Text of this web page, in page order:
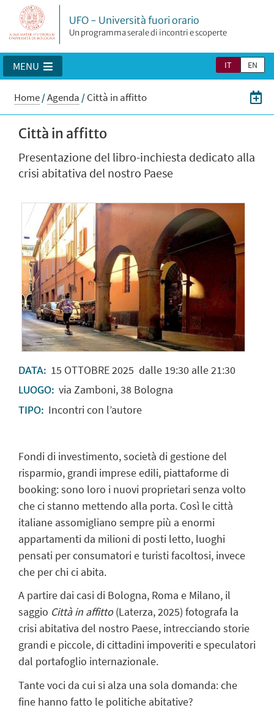
UFO - Università fuori orario
Un programma serale di incontri e scoperte
IT EN
MENU
Home/Agenda /Città in affitto
Città in affitto
Presentazione del libro-inchiesta dedicato alla
crisi abitativa del nostro Paese
DATA: 15 OTTOBRE2025 dalle 19:30 alle 21:30
LUOGO: via Zamboni, 38 Bologna
TIPO: Incontri con l’autore
Fondi di investimento, società di gestione del
risparmio, grandi imprese edili, piattaforme di
booking: sono loro i nuovi proprietari senza volto
che ci stanno mettendo alla porta. Così le città
italiane assomigliano sempre più a enormi
appartamenti da milioni di posti letto, luoghi
pensati per consumatori e turisti facoltosi, invece
che per chi ci abita.
A partire dai casi di Bologna, Roma e Milano, il
saggio Città in affitto(Laterza, 2025) fotografa la
crisi abitativa del nostro Paese, intrecciando storie
grandi e piccole, di cittadini impoveriti e speculatori
dal portafoglio internazionale.
Tante voci da cui si alza una sola domanda: che
fine hanno fatto le politiche abitative?